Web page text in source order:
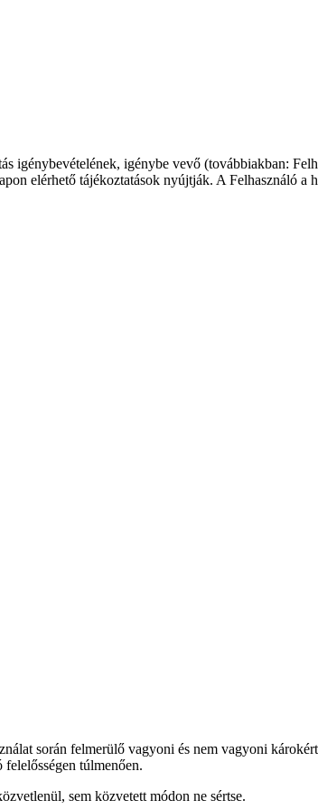
igénybevételének, igénybe vevő (továbbiakban:
elérhető tájékoztatások nyújtják. A Felhasználó a
során felmerülő vagyoni és nem vagyoni
felelősségen túlmenően.
sem közvetett módon ne sértse.